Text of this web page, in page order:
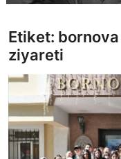
Cumhurbaşkanlığı
Bakanlıklar
Siyasi Partiler
Mülki İdare
Etiket:
ziyareti